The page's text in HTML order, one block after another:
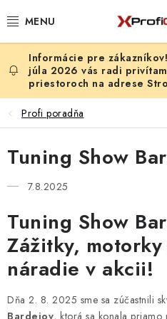
na
REALIZÁCIE & RIEŠENIA
AKCIE A NOVINKY
NÁRADIE PODĽA TYPU OPRAVY
NÁRADIE
júla 2026 vás radi
priestoroch na adrese
Profi poradňa
Tuning Show
7.8.2025
Tuning Show
Zážitky,
náradie v akcii!
Dňa 2. 8. 2025 sme sa zúčastnili
Bardejov, ktorá sa konala priamo